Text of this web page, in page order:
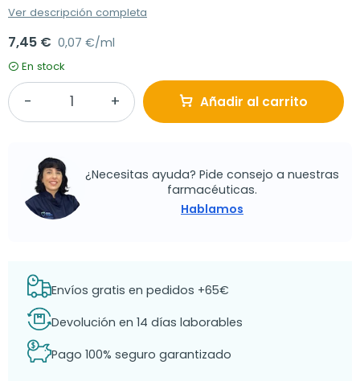
Ver descripción completa
7,45 € 0,07 €/ml
En stock
Añadir al carrito
¿Necesitas ayuda? Pide consejo a nuestras
farmacéuticas.
Hablamos
Envíos gratis en pedidos +65€
Devolución en 14 días laborables
Pago 100% seguro garantizado